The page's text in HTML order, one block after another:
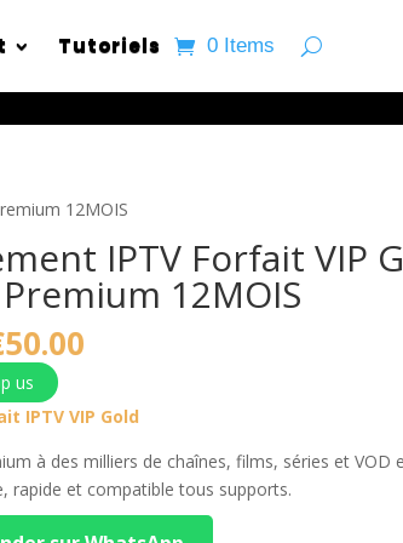
Tutoriels 0 Items
12MOIS
IPTV Forfait VIP
12MOIS
50.00Current
€50.00.
us
IPTV VIP Gold
à des milliers de chaînes, films, séries et VOD
rapide et compatible tous supports.